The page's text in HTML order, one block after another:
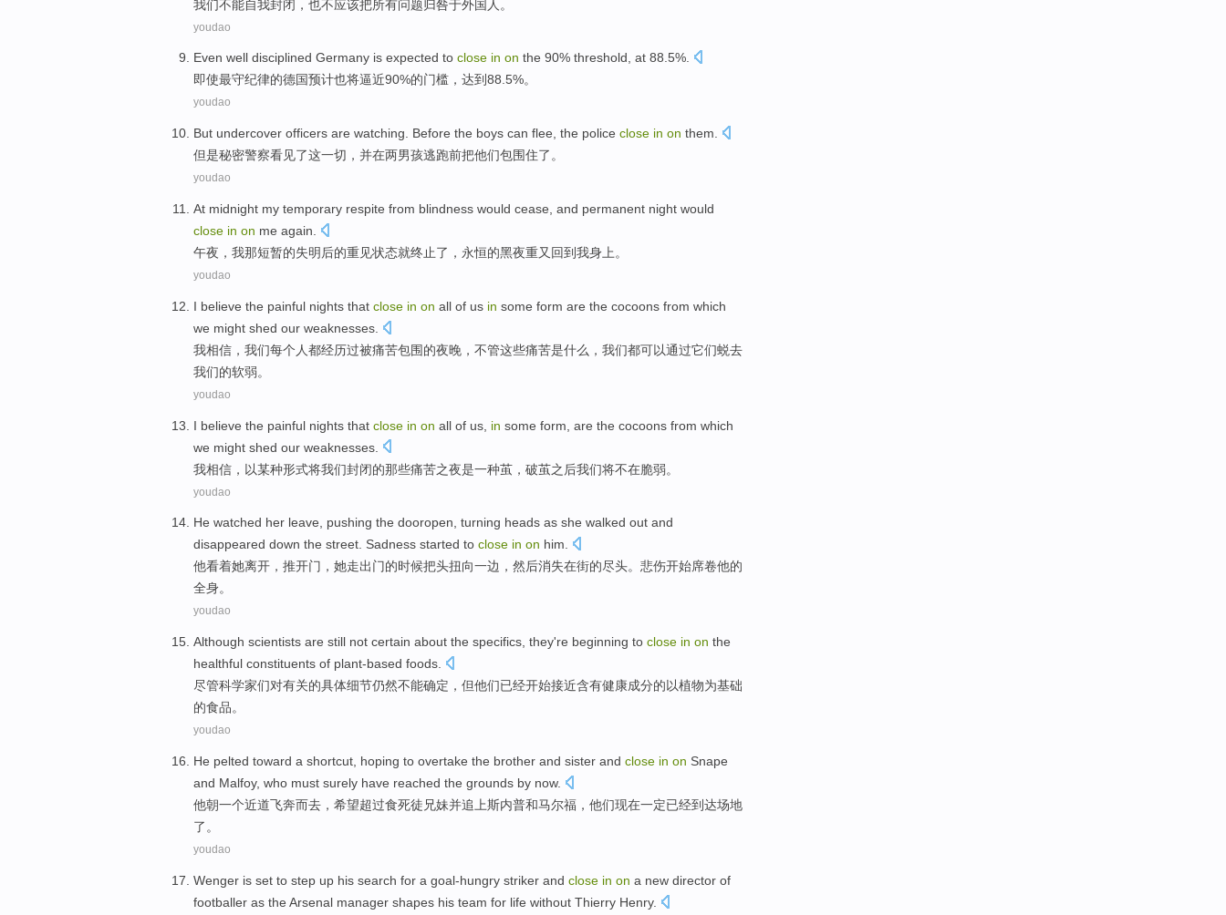
我们不能自我封闭 ， 也不应该把所有问题归咎于外国人 。
youdao
Even well disciplined Germany is expected to close in on the 90% threshold, at 88.5%.
即使最守纪律的德国预计也将逼近90%的门槛，达到88.5%。
youdao
But undercover officers are watching. Before the boys can flee , the police close in on them
但是秘密警察看见了这一切，并在两男孩逃跑前把他们包围住了。
youdao
At midnight my temporary respite from blindness would cease , and permanent night would
close in on me again
午夜 ， 我那短暂的失明后的重见状态就终止了 ， 永恒的黑夜重又回到我身上。
youdao
I believe the painful nights that close in on all of us in some form are the cocoons from which
we might shed our weaknesses
我相信 ， 我们每个 人都经历过被痛苦包围的夜晚 ，不管这些痛苦是什么， 我们都可以通过它们蜕去
我们的软弱。
youdao
I believe the painful nights that close in on all of us in some form are the cocoons from which
we might shed our weaknesses
我相信 ， 以某种形式将我们封闭的那些痛苦之夜是一种茧 ，破茧之后我们将不在脆弱。
youdao
He watched her leave, pushing the dooropen, turning heads as she walked out and
disappeared down the street. Sadness started to close in on him.
他看着她离开 ， 推开门， 她走出门的时候把头扭向一边， 然后消失在街的尽头。 悲伤开始席卷他的
全身。
youdao
Although scientists are still not certain about the specifics they're beginning to close in on the
healthful constituents of plant-based foods
尽管科学家们对有关的具体细节仍然不能确定 ， 但他们已经开始接近含有健康成分的以植物为基础
的食品。
youdao
He pelted toward a shortcut hoping to overtake the brother and sister and close in on Snape
and Malfoy, who must surely have reached the grounds by now.
他朝一个近道飞奔而去 ， 希望超过食死徒 兄妹并追 上斯内普和马尔福 ， 他们现在一定已经到达场地
了 。
youdao
Wenger is set to step up his search for a goal-hungry striker and close in on a new director of
footballer as the Arsenal manager shapes his team for life without Thierry Henry.